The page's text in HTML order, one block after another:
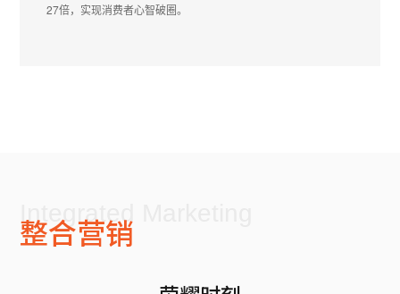
27倍，实现消费者心智破圈。
Integrated Marketing
整合营销